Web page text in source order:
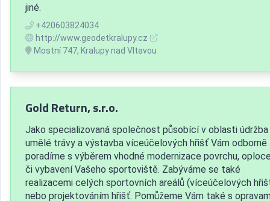
jiné.
+420603824034
http://www.geodetkralupy.cz
Mostní 747, Kralupy nad Vltavou
Gold Return, s.r.o.
Jako specializovaná společnost působící v oblasti údržba
umělé trávy a výstavba víceúčelových hřišť Vám odborně
poradíme s výběrem vhodné modernizace povrchu,
či vybavení Vašeho sportoviště. Zabýváme se také
realizacemi celých sportovních areálů (víceúčelových
nebo projektováním hřišť. Pomůžeme Vám také s